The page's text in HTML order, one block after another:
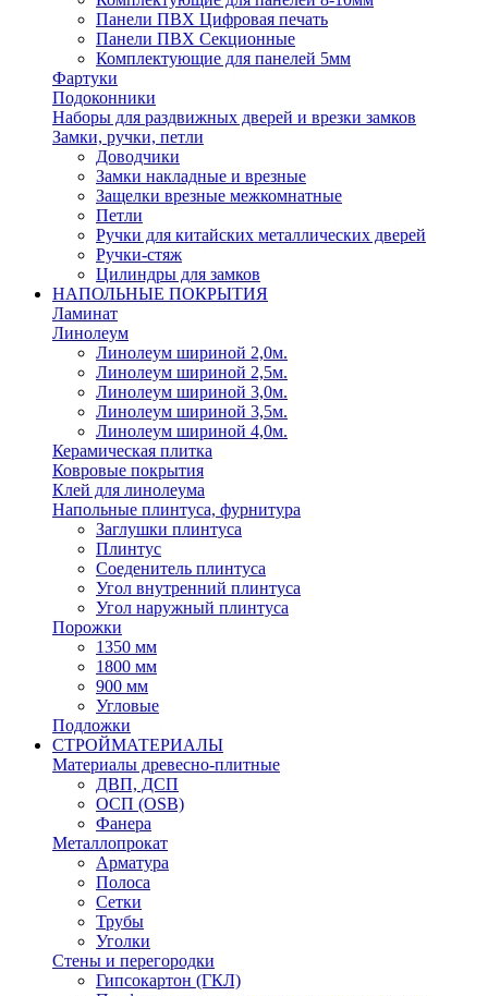
Панели ПВХ Цифровая печать
Панели ПВХ Секционные
Комплектующие для панелей 5мм
Фартуки
Подоконники
Наборы для раздвижных дверей и врезки замков
Замки, ручки, петли
Доводчики
Замки накладные и врезные
Защелки врезные межкомнатные
Петли
Ручки для китайских металлических дверей
Ручки-стяж
Цилиндры для замков
НАПОЛЬНЫЕ ПОКРЫТИЯ
Ламинат
Линолеум
Линолеум шириной 2,0м.
Линолеум шириной 2,5м.
Линолеум шириной 3,0м.
Линолеум шириной 3,5м.
Линолеум шириной 4,0м.
Керамическая плитка
Ковровые покрытия
Клей для линолеума
Напольные плинтуса, фурнитура
Заглушки плинтуса
Плинтус
Соеденитель плинтуса
Угол внутренний плинтуса
Угол наружный плинтуса
Порожки
1350 мм
1800 мм
900 мм
Угловые
Подложки
СТРОЙМАТЕРИАЛЫ
Материалы древесно-плитные
ДВП, ДСП
ОСП (OSB)
Фанера
Металлопрокат
Арматура
Полоса
Сетки
Трубы
Уголки
Стены и перегородки
Гипсокартон (ГКЛ)